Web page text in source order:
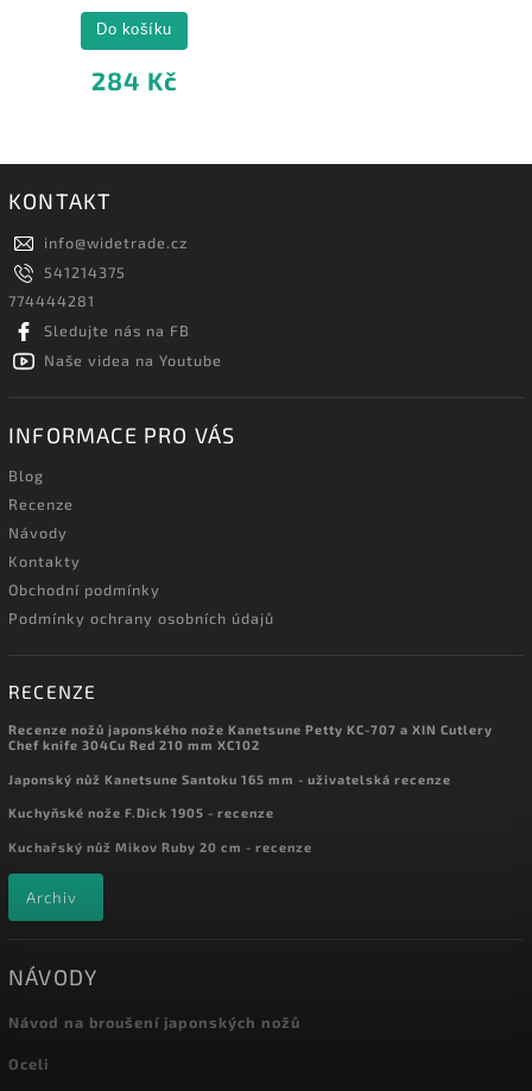
284 Kč
Do košíku
KONTAKT
info@widetrade.cz
541214375
774444281
Sledujte nás na FB
Naše videa na Youtube
INFORMACE PRO VÁS
Blog
Recenze
Návody
Kontakty
Obchodní podmínky
Podmínky ochrany osobních údajů
RECENZE
Recenze nožů japonského nože Kanetsune Petty KC-707 a XIN Cutlery
Chef knife 304Cu Red 210 mm XC102
Japonský nůž Kanetsune Santoku 165 mm - uživatelská recenze
Kuchyňské nože F.Dick 1905 - recenze
Kuchařský nůž Mikov Ruby 20 cm - recenze
Archiv
NÁVODY
Návod na broušení japonských nožů
Oceli